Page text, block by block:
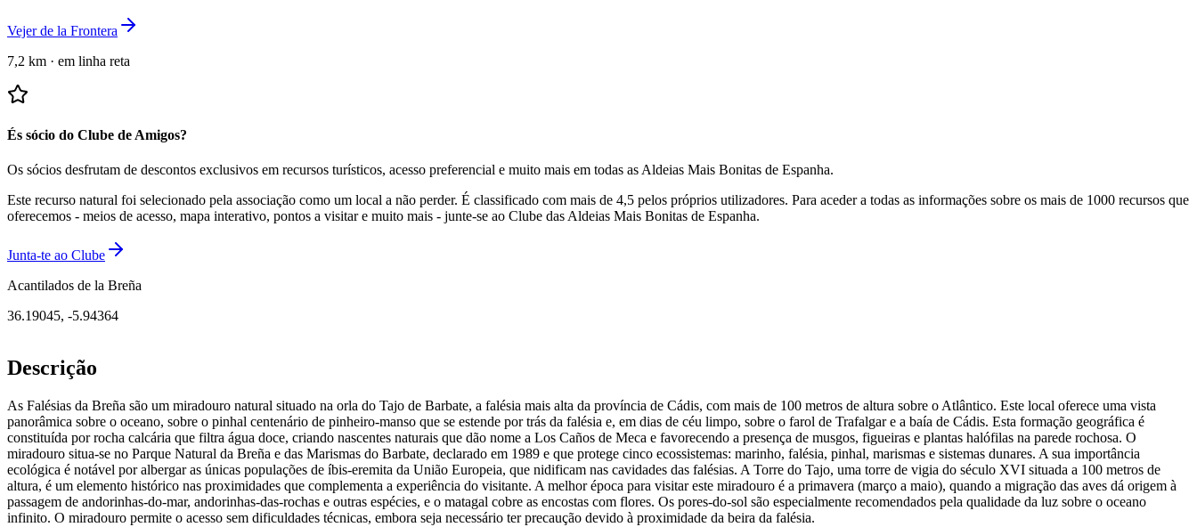
Vejer de la Frontera
7,2 km · em linha reta
És sócio do Clube de Amigos?
Os sócios desfrutam de descontos exclusivos em recursos turísticos, acesso preferencial e muito mais em todas as Aldeias Mais Bonitas de Espanha.
Este recurso natural foi selecionado pela associação como um local a não perder. É classificado com mais de 4,5 pelos próprios utilizadores. Para aceder a todas as informações sobre os mais de 1000 recursos que
oferecemos - meios de acesso, mapa interativo, pontos a visitar e muito mais - junte-se ao Clube das Aldeias Mais Bonitas de Espanha.
Junta-te ao Clube
Acantilados de la Breña
36.19045, -5.94364
Descrição
As Falésias da Breña são um miradouro natural situado na orla do Tajo de Barbate, a falésia mais alta da província de Cádis, com mais de 100 metros de altura sobre o Atlântico. Este local oferece uma vista
panorâmica sobre o oceano, sobre o pinhal centenário de pinheiro-manso que se estende por trás da falésia e, em dias de céu limpo, sobre o farol de Trafalgar e a baía de Cádis. Esta formação geográfica é
constituída por rocha calcária que filtra água doce, criando nascentes naturais que dão nome a Los Caños de Meca e favorecendo a presença de musgos, figueiras e plantas halófilas na parede rochosa. O
miradouro situa-se no Parque Natural da Breña e das Marismas do Barbate, declarado em 1989 e que protege cinco ecossistemas: marinho, falésia, pinhal, marismas e sistemas dunares. A sua importância
ecológica é notável por albergar as únicas populações de íbis-eremita da União Europeia, que nidificam nas cavidades das falésias. A Torre do Tajo, uma torre de vigia do século XVI situada a 100 metros de
altura, é um elemento histórico nas proximidades que complementa a experiência do visitante. A melhor época para visitar este miradouro é a primavera (março a maio), quando a migração das aves dá origem à
passagem de andorinhas-do-mar, andorinhas-das-rochas e outras espécies, e o matagal cobre as encostas com flores. Os pores-do-sol são especialmente recomendados pela qualidade da luz sobre o oceano
infinito. O miradouro permite o acesso sem dificuldades técnicas, embora seja necessário ter precaução devido à proximidade da beira da falésia.